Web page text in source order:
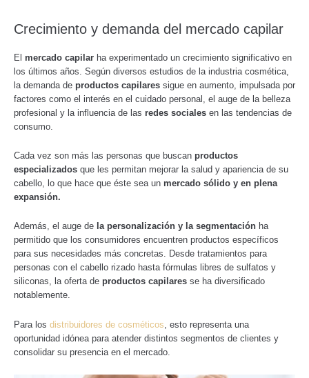
Crecimiento y demanda del mercado capilar
El mercado capilar ha experimentado un crecimiento significativo en
los últimos años. Según diversos estudios de la industria cosmética,
la demanda de productos capilares sigue en aumento, impulsada por
factores como el interés en el cuidado personal, el auge de la belleza
profesional y la influencia de las redes sociales en las tendencias de
consumo.
Cada vez son más las personas que buscan productos
especializados que les permitan mejorar la salud y apariencia de su
cabello, lo que hace que éste sea un mercado sólido y en plena
expansión.
Además, el auge de la personalización y la segmentación ha
permitido que los consumidores encuentren productos específicos
para sus necesidades más concretas. Desde tratamientos para
personas con el cabello rizado hasta fórmulas libres de sulfatos y
siliconas, la oferta de productos capilares se ha diversificado
notablemente.
Para los distribuidores de cosméticos , esto representa una
oportunidad idónea para atender distintos segmentos de clientes y
consolidar su presencia en el mercado.